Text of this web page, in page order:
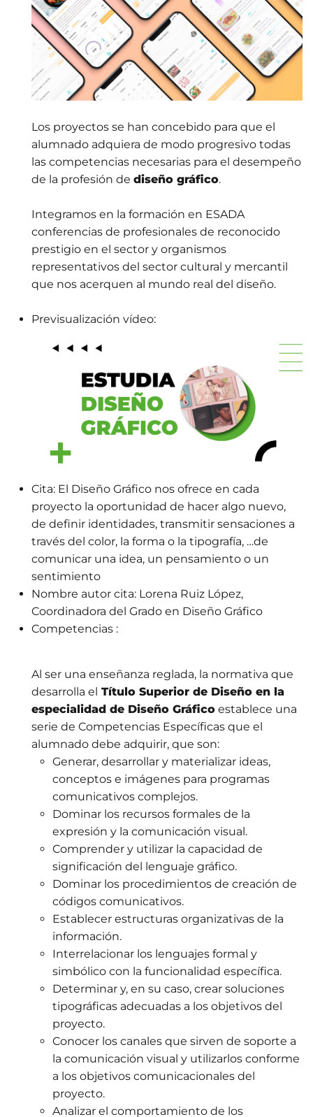
Los proyectos se han concebido para que el
alumnado adquiera de modo progresivo todas
las competencias necesarias para el desempeño
de la profesión de diseño gráfico.
Integramos en la formación en ESADA
conferencias de profesionales de reconocido
prestigio en el sector y organismos
representativos del sector cultural y mercantil
que nos acerquen al mundo real del diseño.
Previsualización vídeo:
Cita: El Diseño Gráfico nos ofrece en cada
proyecto la oportunidad de hacer algo nuevo,
de definir identidades, transmitir sensaciones a
través del color, la forma o la tipografía, …de
comunicar una idea, un pensamiento o un
sentimiento
Nombre autor cita: Lorena Ruiz López,
Coordinadora del Grado en Diseño Gráfico
Competencias :
Al ser una enseñanza reglada, la normativa que
desarrolla el Título Superior de Diseño en la
especialidad de Diseño Gráfico establece una
serie de Competencias Específicas que el
alumnado debe adquirir, que son:
Generar, desarrollar y materializar ideas,
conceptos e imágenes para programas
comunicativos complejos.
Dominar los recursos formales de la
expresión y la comunicación visual.
Comprender y utilizar la capacidad de
significación del lenguaje gráfico.
Dominar los procedimientos de creación de
códigos comunicativos.
Establecer estructuras organizativas de la
información.
Interrelacionar los lenguajes formal y
simbólico con la funcionalidad específica.
Determinar y, en su caso, crear soluciones
tipográficas adecuadas a los objetivos del
proyecto.
Conocer los canales que sirven de soporte a
la comunicación visual y utilizarlos conforme
a los objetivos comunicacionales del
proyecto.
Analizar el comportamiento de los